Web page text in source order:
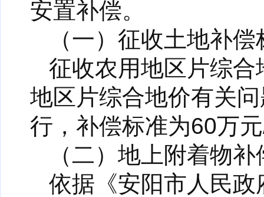
安置补偿。
（一）征收土地补
征收农用地区片综
地区片综合地价有关
行，补偿标准为60万
（二）地上附着物
依据《安阳市人民